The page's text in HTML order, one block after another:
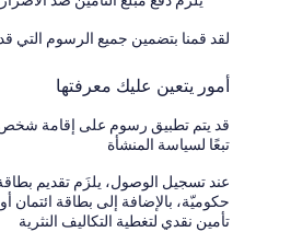
لقد قمنا بتضمين جميع الرسوم التي
أمور يتعين عليك معرفتها
قد يتم تطبيق رسوم على إقامة
تبعًا لسياسة المنشأة
عند تسجيل الوصول، يلزَم تقديم
حكوميّة، بالإضافة إلى بطاقة
تأمين نقدي لتغطية التكاليف النثرية